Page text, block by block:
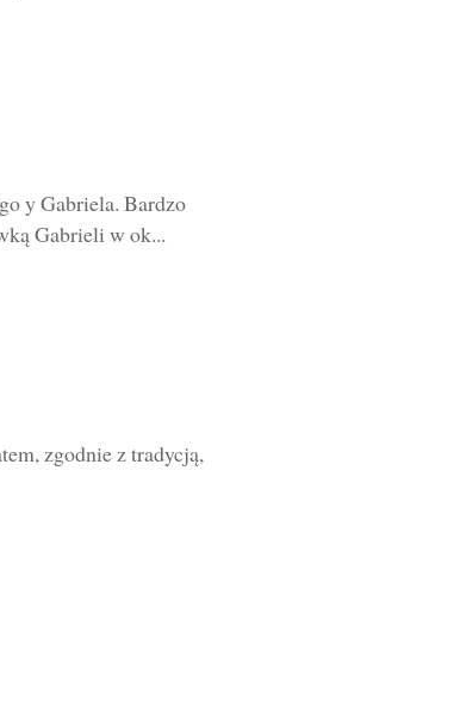
y Gabriela. Bardzo
Gabrieli w ok...
zgodnie z tradycją,